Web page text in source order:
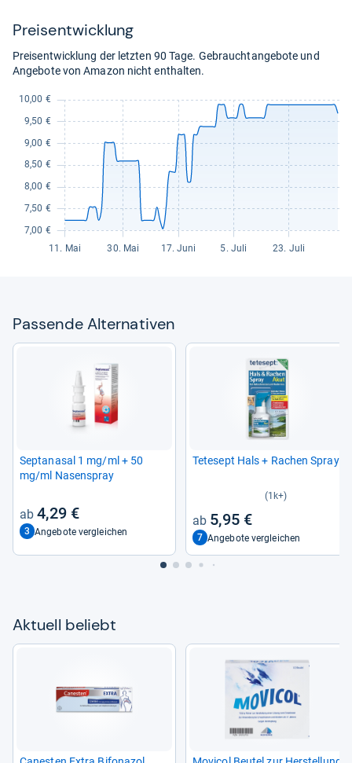
kaufen.
Preis­ent­wick­lung
Preisentwicklung der letzten 90 Tage. Gebrauchtangebote und
Angebote von Amazon nicht enthalten.
Pas­sende Alter­na­ti­ven
Sep­ta­na­sal 1 mg/ml + 50
mg/ml Nasen­spray
4,29 €
3 Angebote vergleichen
Tete­sept Hals + Rachen Spray
(1k+)
5,95 €
7 Angebote vergleichen
Aktu­ell beliebt